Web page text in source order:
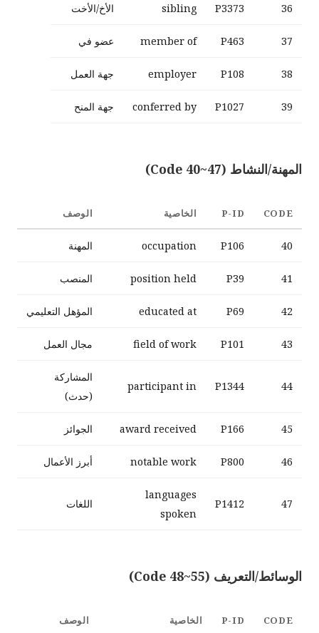
36
P3373
sibling الأخ/الأخت
37
P463
member of عضو في
38
P108
employer جهة العمل
39
P1027
conferred by جهة المنح
المهنة/النشاط (Code 40~47)
CODE
P-ID الخاصية الوصف
40
P106
occupation المهنة
41
P39
position held المنصب
42
P69
educated at المؤهل التعليمي
43
P101
field of work مجال العمل
44
P1344
participant in
المشاركة
(حدث)
45
P166
award received الجوائز
46
P800
notable work أبرز الأعمال
47
P1412
languages
spoken
اللغات
الوسائط/التعريف (Code 48~55)
CODE
P-ID الخاصية الوصف